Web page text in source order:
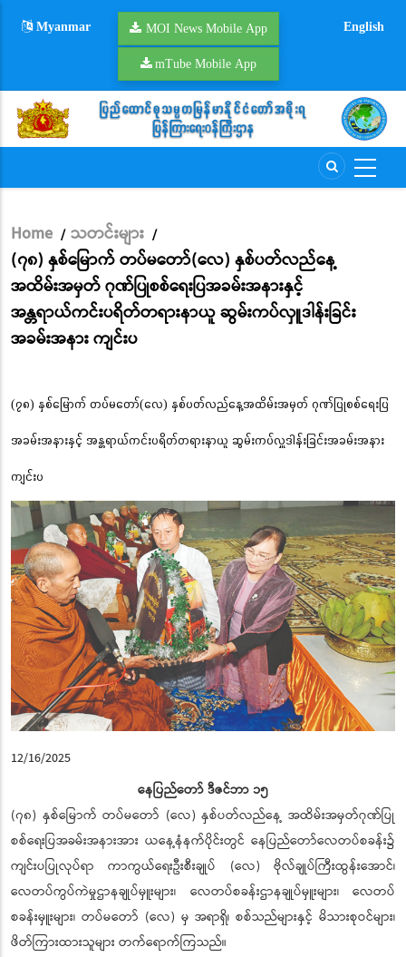
Myanmar MOI News Mobile App
mTube Mobile App
English
Breadcrumb
Home / သတင်းများ /
(၇၈) နှစ်မြောက် တပ်မတော်(လေ) နှစ်ပတ်လည်နေ့
အထိမ်းအမှတ် ဂုဏ်ပြုစစ်ရေးပြအခမ်းအနားနှင့်
အန္တရာယ်ကင်းပရိတ်တရားနာယူ ဆွမ်းကပ်လှူဒါန်းခြင်း
အခမ်းအနား ကျင်းပ
(၇၈) နှစ်မြောက် တပ်မတော်(လေ) နှစ်ပတ်လည်နေ့အထိမ်းအမှတ် ဂုဏ်ပြုစစ်ရေးပြ
အခမ်းအနားနှင့် အန္တရာယ်ကင်းပရိတ်တရားနာယူ ဆွမ်းကပ်လှူဒါန်းခြင်းအခမ်းအနား
ကျင်းပ
12/16/2025
နေပြည်တော် ဒီဇင်ဘာ ၁၅
(၇၈) နှစ်မြောက် တပ်မတော် (လေ) နှစ်ပတ်လည်နေ့ အထိမ်းအမှတ်ဂုဏ်ပြု
စစ်ရေးပြအခမ်းအနားအား ယနေ့နံနက်ပိုင်းတွင် နေပြည်တော်လေတပ်စခန်း၌
ကျင်းပပြုလုပ်ရာ ကာကွယ်ရေးဦးစီးချုပ် (လေ) ဗိုလ်ချုပ်ကြီးထွန်းအောင်၊
လေတပ်ကွပ်ကဲမှုဌာနချုပ်မှူးများ၊ လေတပ်စခန်းဌာနချုပ်မှူးများ၊ လေတပ်
စခန်းမှူးများ၊ တပ်မတော် (လေ) မှ အရာရှိ၊ စစ်သည်များနှင့် မိသားစုဝင်များ၊
ဖိတ်ကြားထားသူများ တက်ရောက်ကြသည်။